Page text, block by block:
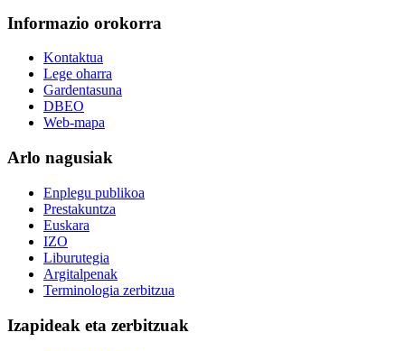
Informazio orokorra
Kontaktua
Lege oharra
Gardentasuna
DBEO
Web-mapa
Arlo nagusiak
Enplegu publikoa
Prestakuntza
Euskara
IZO
Liburutegia
Argitalpenak
Terminologia zerbitzua
Izapideak eta zerbitzuak